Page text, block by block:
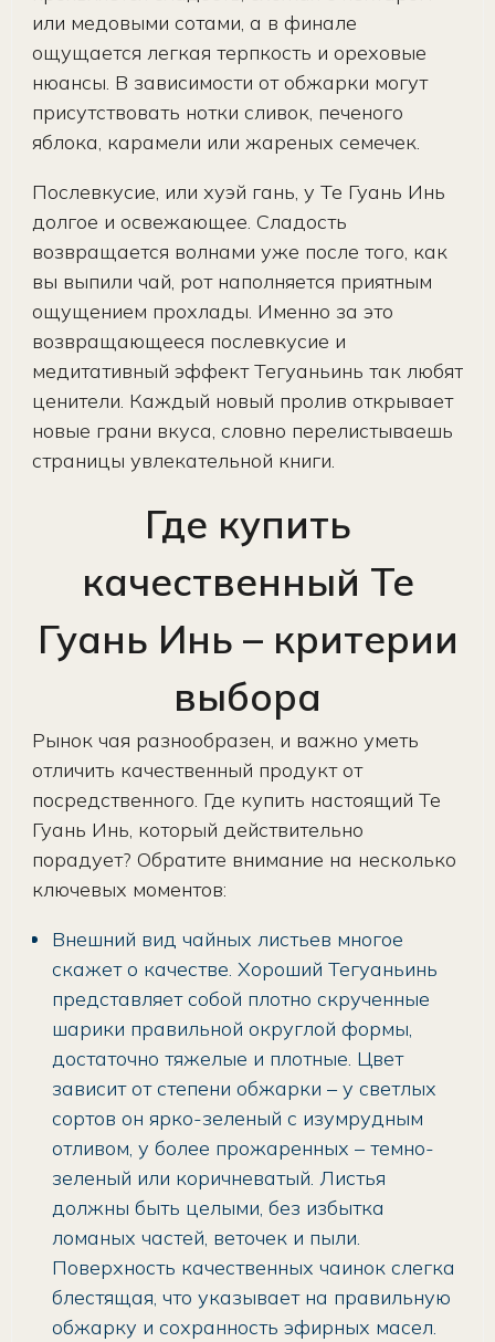
или медовыми сотами, а в финале
ощущается легкая терпкость и ореховые
нюансы. В зависимости от обжарки могут
присутствовать нотки сливок, печеного
яблока, карамели или жареных семечек.
Послевкусие, или хуэй гань, у Те Гуань Инь
долгое и освежающее. Сладость
возвращается волнами уже после того, как
вы выпили чай, рот наполняется приятным
ощущением прохлады. Именно за это
возвращающееся послевкусие и
медитативный эффект Тегуаньинь так любят
ценители. Каждый новый пролив открывает
новые грани вкуса, словно перелистываешь
страницы увлекательной книги.
Где купить
качественный Те
Гуань Инь – критерии
выбора
Рынок чая разнообразен, и важно уметь
отличить качественный продукт от
посредственного. Где купить настоящий Те
Гуань Инь, который действительно
порадует? Обратите внимание на несколько
ключевых моментов:
Внешний вид чайных листьев многое
скажет о качестве. Хороший Тегуаньинь
представляет собой плотно скрученные
шарики правильной округлой формы,
достаточно тяжелые и плотные. Цвет
зависит от степени обжарки – у светлых
сортов он ярко-зеленый с изумрудным
отливом, у более прожаренных – темно-
зеленый или коричневатый. Листья
должны быть целыми, без избытка
ломаных частей, веточек и пыли.
Поверхность качественных чаинок слегка
блестящая, что указывает на правильную
обжарку и сохранность эфирных масел.